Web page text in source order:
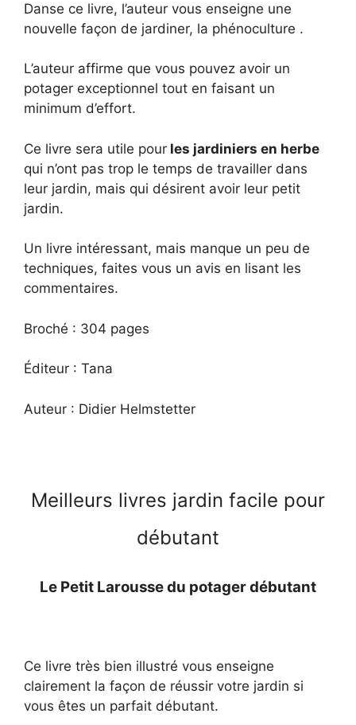
Danse ce livre, l’auteur vous enseigne une
nouvelle façon de jardiner, la phénoculture .
L’auteur affirme que vous pouvez avoir un
potager exceptionnel tout en faisant un
minimum d’effort.
Ce livre sera utile pour les jardiniers en herbe
qui n’ont pas trop le temps de travailler dans
leur jardin, mais qui désirent avoir leur petit
jardin.
Un livre intéressant, mais manque un peu de
techniques, faites vous un avis en lisant les
commentaires.
Broché : 304 pages
Éditeur : Tana
Auteur : Didier Helmstetter
Meilleurs livres jardin facile pour
débutant
Le Petit Larousse du potager débutant
Ce livre très bien illustré vous enseigne
clairement la façon de réussir votre jardin si
vous êtes un parfait débutant.